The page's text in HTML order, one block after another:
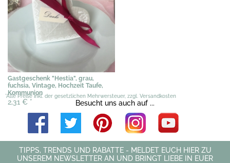
Gastgeschenk "Hestia", grau,
fuchsia, Vintage, Hochzeit Taufe,
Kommunion
2,31 € *
*Alle Preise inkl. der gesetzlichen Mehrwersteuer, zzgl. Versandkosten
Besucht uns auch auf ...
TIPPS, TRENDS UND RABATTE - MELDET EUCH HIER ZU
UNSEREM NEWSLETTER AN UND BRINGT LIEBE IN EUER